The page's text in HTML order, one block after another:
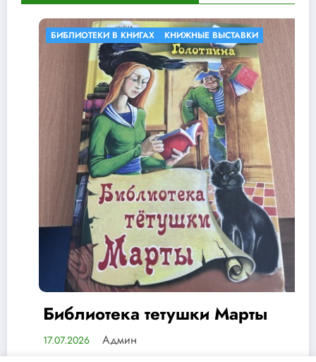
В КНИГАХ КНИЖНЫЕ ВЫСТАВКИ
тетушки Марты
Админ